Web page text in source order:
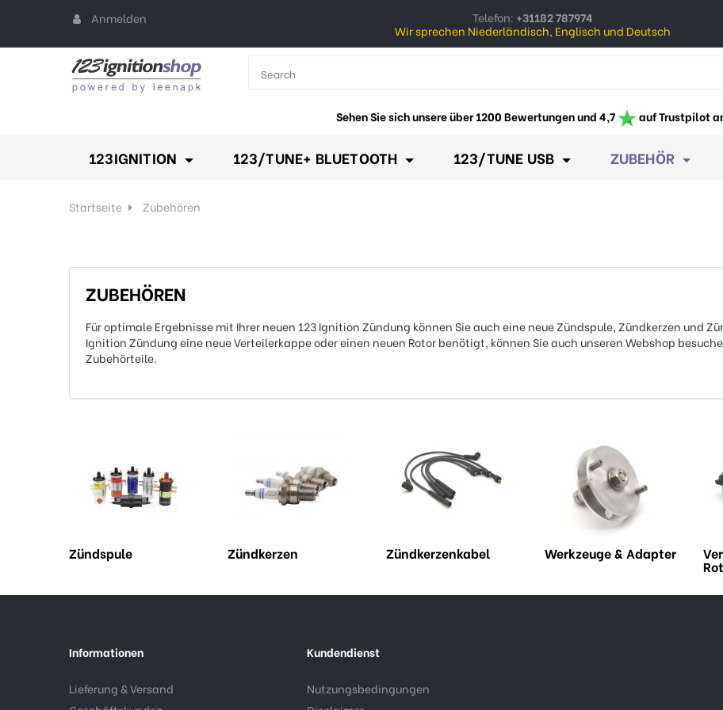
Anmelden Telefon: +31182 787974
Wir sprechen Niederländisch, Englisch und Deutsch
All Categories
Sehen Sie sich unsere über 1200 Bewertungen und 4,7 auf Trustpilot
123IGNITION 123/TUNE+ BLUETOOTH 123/TUNE USB ZUBEHÖR
Startseite Zubehören
ZUBEHÖREN
Für optimale Ergebnisse mit Ihrer neuen 123 Ignition Zündung können Sie auch eine neue Zündspule, Zündkerzen und
Ignition Zündung eine neue Verteilerkappe oder einen neuen Rotor benötigt, können Sie auch unseren Webshop
Zubehörteile.
Zündspule Zündkerzen Zündkerzenkabel Werkzeuge & Adapter
Informationen
Lieferung & Versand
Kundendienst
Nutzungsbedingungen